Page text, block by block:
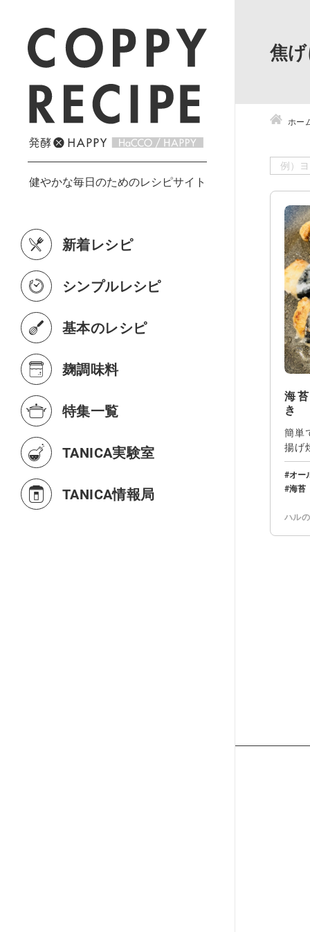
新着レシピ
シンプルレシピ
基本のレシピ
麹調味料
特集一覧
TANICA実験室
TANICA情報局
焦
ホー
海
き
簡単
揚げ
けな
オー
海苔
ハル